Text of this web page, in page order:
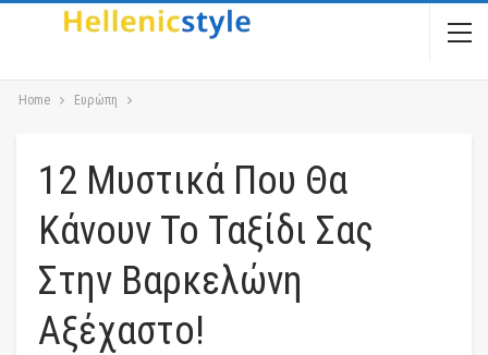
Home Ευρώπη
12 Μυστικά Που Θα
Κάνουν Το Ταξίδι Σας
Στην Βαρκελώνη
Αξέχαστο!